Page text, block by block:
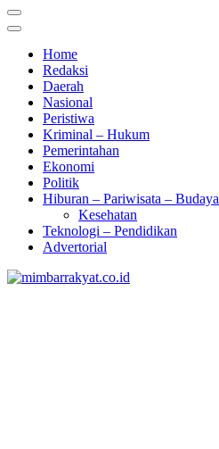
Home
Redaksi
Daerah
Nasional
Peristiwa
Kriminal – Hukum
Pemerintahan
Ekonomi
Politik
Hiburan – Pariwisata – Budaya
Kesehatan
Teknologi – Pendidikan
Advertorial